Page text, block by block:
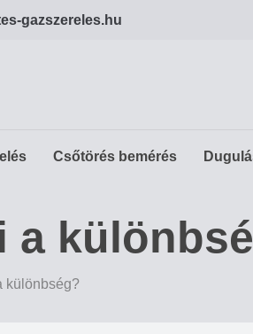
gazszereles.hu
Csőtörés bemérés
a
különbség?